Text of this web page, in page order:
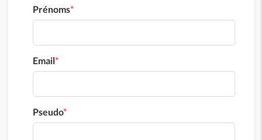
Prénoms*
Email*
Pseudo*